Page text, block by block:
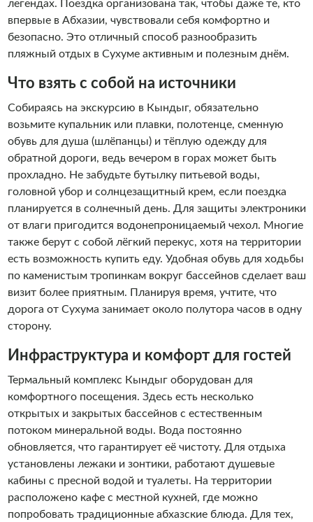
легендах. Поездка организована так, чтобы даже те, кто
впервые в Абхазии, чувствовали себя комфортно и
безопасно. Это отличный способ разнообразить
пляжный отдых в Сухуме активным и полезным днём.
Что взять с собой на источники
Собираясь на экскурсию в Кындыг, обязательно
возьмите купальник или плавки, полотенце, сменную
обувь для душа (шлёпанцы) и тёплую одежду для
обратной дороги, ведь вечером в горах может быть
прохладно. Не забудьте бутылку питьевой воды,
головной убор и солнцезащитный крем, если поездка
планируется в солнечный день. Для защиты электроники
от влаги пригодится водонепроницаемый чехол. Многие
также берут с собой лёгкий перекус, хотя на территории
есть возможность купить еду. Удобная обувь для ходьбы
по каменистым тропинкам вокруг бассейнов сделает ваш
визит более приятным. Планируя время, учтите, что
дорога от Сухума занимает около полутора часов в одну
сторону.
Инфраструктура и комфорт для гостей
Термальный комплекс Кындыг оборудован для
комфортного посещения. Здесь есть несколько
открытых и закрытых бассейнов с естественным
потоком минеральной воды. Вода постоянно
обновляется, что гарантирует её чистоту. Для отдыха
установлены лежаки и зонтики, работают душевые
кабины с пресной водой и туалеты. На территории
расположено кафе с местной кухней, где можно
попробовать традиционные абхазские блюда. Для тех,